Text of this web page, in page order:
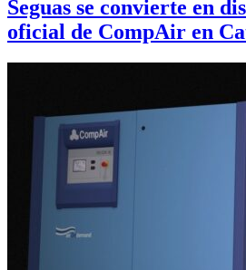
Seguas se convierte en
oficial de CompAir en